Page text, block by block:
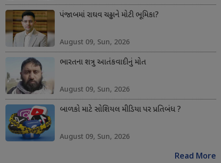
પંજાબમાં રાઘવ ચઢ્ઢાને મોટી ભૂમિકા?
August 09, Sun, 2026
ભારતના શત્રુ આતંકવાદીનું મોત
August 09, Sun, 2026
બાળકો માટે સોશિયલ મીડિયા પર પ્રતિબંધ ?
August 09, Sun, 2026
Read More